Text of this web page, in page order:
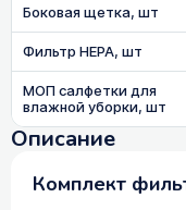
Боковая щетка, шт
Фильтр HEPA, шт
МОП салфетки для
влажной уборки, шт
Описание
Комплект